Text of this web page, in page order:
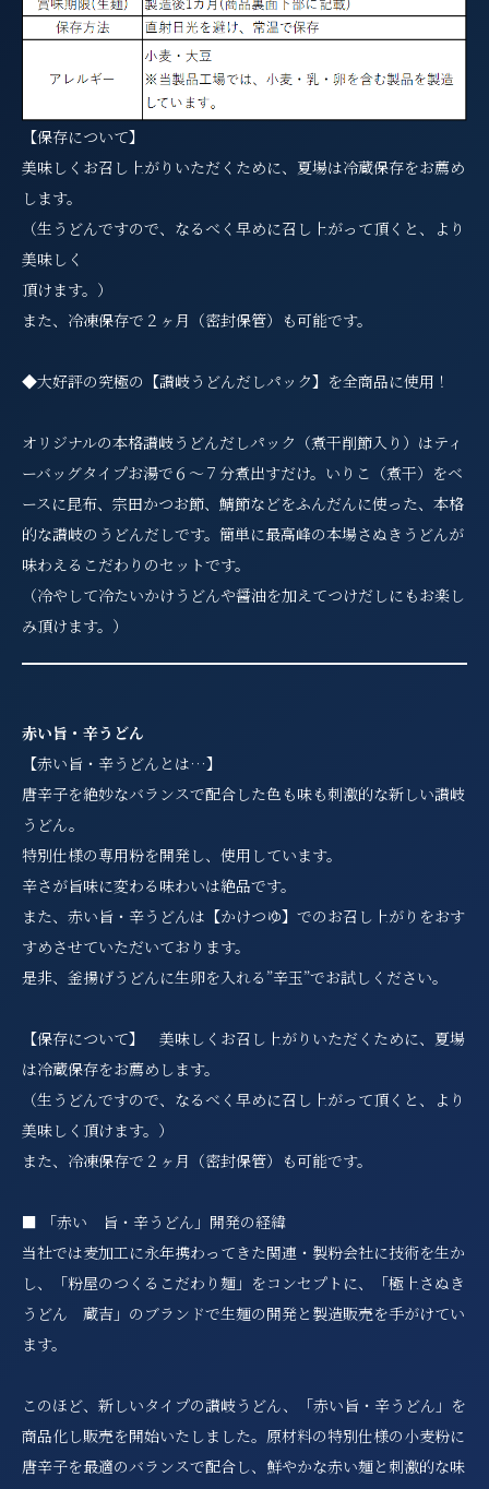
【保存について】
美味しくお召し上がりいただくために、夏場は冷蔵保存をお薦め
します。
（生うどんですので、なるべく早めに召し上がって頂くと、より
美味しく
頂けます。）
また、冷凍保存で２ヶ月（密封保管）も可能です。
◆大好評の究極の【讃岐うどんだしパック】を全商品に使用！
オリジナルの本格讃岐うどんだしパック（煮干削節入り）はティ
ーバッグタイプお湯で６～７分煮出すだけ。いりこ（煮干）をベ
ースに昆布、宗田かつお節、鯖節などをふんだんに使った、本格
的な讃岐のうどんだしです。簡単に最高峰の本場さぬきうどんが
味わえるこだわりのセットです。
（冷やして冷たいかけうどんや醤油を加えてつけだしにもお楽し
み頂けます。）
赤い旨・辛うどん
【赤い旨・辛うどんとは…】
唐辛子を絶妙なバランスで配合した色も味も刺激的な新しい讃岐
うどん。
特別仕様の専用粉を開発し、使用しています。
辛さが旨味に変わる味わいは絶品です。
また、赤い旨・辛うどんは【かけつゆ】でのお召し上がりをおす
すめさせていただいております。
是非、釜揚げうどんに生卵を入れる”辛玉”でお試しください。
【保存について】 美味しくお召し上がりいただくために、夏場
は冷蔵保存をお薦めします。
（生うどんですので、なるべく早めに召し上がって頂くと、より
美味しく頂けます。）
また、冷凍保存で２ヶ月（密封保管）も可能です。
■ 「赤い 旨・辛うどん」開発の経緯
当社では麦加工に永年携わってきた関連・製粉会社に技術を生か
し、「粉屋のつくるこだわり麺」をコンセプトに、「極上さぬき
うどん 蔵吉」のブランドで生麺の開発と製造販売を手がけてい
ます。
このほど、新しいタイプの讃岐うどん、「赤い旨・辛うどん」を
商品化し販売を開始いたしました。原材料の特別仕様の小麦粉に
唐辛子を最適のバランスで配合し、鮮やかな赤い麺と刺激的な味